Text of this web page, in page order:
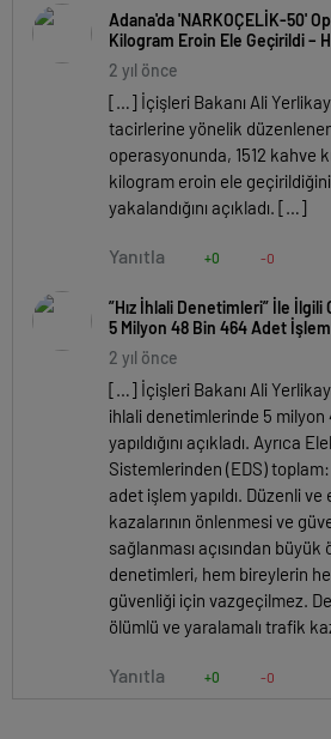
Adana'da 'NARKOÇELİK-50'
Kilogram Eroin Ele Geçirildi –
2 yıl önce
[…] İçişleri Bakanı Ali
tacirlerine yönelik düzenlenen
operasyonunda, 1512 kahve
kilogram eroin ele
yakalandığını açıkladı. […]
Yanıtla +0 -0
”Hız İhlali Denetimleri” İle İlgili
5 Milyon 48 Bin 464 Adet İşlem
2 yıl önce
[…] İçişleri Bakanı Ali
ihlali denetimlerinde 5 milyon
yapıldığını açıkladı. Ayrıca
Sistemlerinden (EDS)
adet işlem yapıldı. Düzenli
kazalarının önlenmesi ve
sağlanması açısından
denetimleri, hem bireylerin
güvenliği için vazgeçilmez.
ölümlü ve yaralamalı trafik
Yanıtla +0 -0